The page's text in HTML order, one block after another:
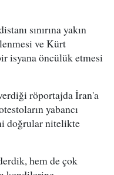
sınırına yakın
ve Kürt
isyana öncülük etmesi
röportajda İran'a
yabancı
doğrular nitelikte
hem de çok